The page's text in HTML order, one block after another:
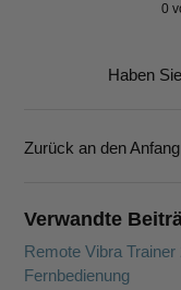
0
Haben
Zurück an den Anfang
Verwandte
Remote Vibra
Fernbedienung